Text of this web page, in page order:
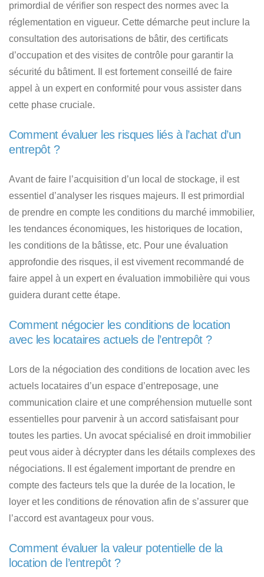
primordial de vérifier son respect des normes avec la
réglementation en vigueur. Cette démarche peut inclure la
consultation des autorisations de bâtir, des certificats
d’occupation et des visites de contrôle pour garantir la
sécurité du bâtiment. Il est fortement conseillé de faire
appel à un expert en conformité pour vous assister dans
cette phase cruciale.
Comment évaluer les risques liés à l’achat d’un
entrepôt ?
Avant de faire l’acquisition d’un local de stockage, il est
essentiel d’analyser les risques majeurs. Il est primordial
de prendre en compte les conditions du marché immobilier,
les tendances économiques, les historiques de location,
les conditions de la bâtisse, etc. Pour une évaluation
approfondie des risques, il est vivement recommandé de
faire appel à un expert en évaluation immobilière qui vous
guidera durant cette étape.
Comment négocier les conditions de location
avec les locataires actuels de l’entrepôt ?
Lors de la négociation des conditions de location avec les
actuels locataires d’un espace d’entreposage, une
communication claire et une compréhension mutuelle sont
essentielles pour parvenir à un accord satisfaisant pour
toutes les parties. Un avocat spécialisé en droit immobilier
peut vous aider à décrypter dans les détails complexes des
négociations. Il est également important de prendre en
compte des facteurs tels que la durée de la location, le
loyer et les conditions de rénovation afin de s’assurer que
l’accord est avantageux pour vous.
Comment évaluer la valeur potentielle de la
location de l’entrepôt ?